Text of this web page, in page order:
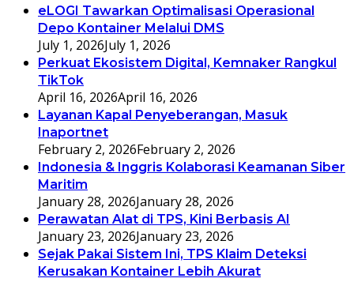
eLOGI Tawarkan Optimalisasi Operasional
Depo Kontainer Melalui DMS
July 1, 2026July 1, 2026
Perkuat Ekosistem Digital, Kemnaker Rangkul
TikTok
April 16, 2026April 16, 2026
Layanan Kapal Penyeberangan, Masuk
Inaportnet
February 2, 2026February 2, 2026
Indonesia & Inggris Kolaborasi Keamanan Siber
Maritim
January 28, 2026January 28, 2026
Perawatan Alat di TPS, Kini Berbasis AI
January 23, 2026January 23, 2026
Sejak Pakai Sistem Ini, TPS Klaim Deteksi
Kerusakan Kontainer Lebih Akurat